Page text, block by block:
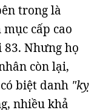
trong là
cấp cao
Nhưng họ
còn lại,
biệt danh "kỵ
nhiều khả